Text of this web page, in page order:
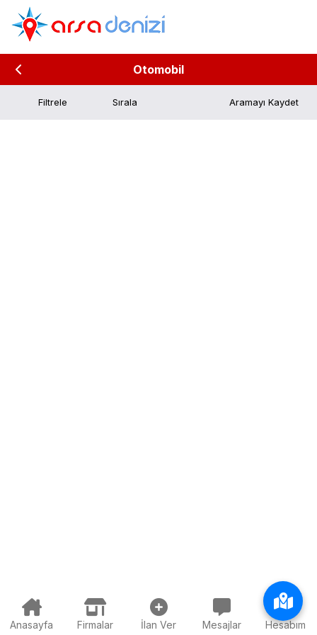
Otomobil
Filtrele Aramayı Kaydet
Anasayfa Firmalar İlan Ver Mesajlar Hesabım